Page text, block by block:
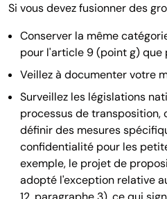
Si vous devez fusionner des
Conserver la même
pour l'article 9 (point g) que
Veillez à documenter votre
Surveillez les législations
processus de
définir des mesures
confidentialité pour les
exemple, le projet de
adopté l'exception relative